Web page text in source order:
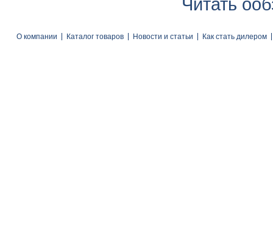
Читать
О компании Каталог товаров Новости и статьи Как стать дилером